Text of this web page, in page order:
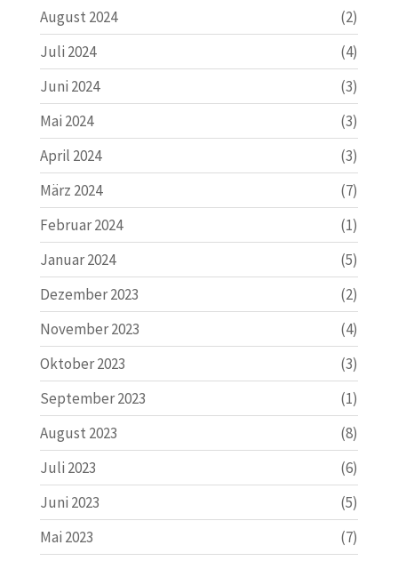
August 2024
(2)
Juli 2024
(4)
Juni 2024
(3)
Mai 2024
(3)
April 2024
(3)
März 2024
(7)
Februar 2024
(1)
Januar 2024
(5)
Dezember 2023
(2)
November 2023
(4)
Oktober 2023
(3)
September 2023
(1)
August 2023
(8)
Juli 2023
(6)
Juni 2023
(5)
Mai 2023
(7)